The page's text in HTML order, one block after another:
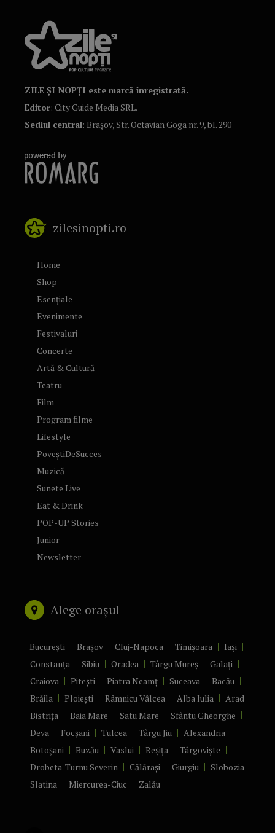
ZILE ȘI NOPȚI este marcă înregistrată.
Editor: City Guide Media SRL.
Sediul central: Brașov, Str. Octavian Goga nr. 9, bl. 290
zilesinopti.ro
Home
Shop
Esențiale
Evenimente
Festivaluri
Concerte
Artă & Cultură
Teatru
Film
Program filme
Lifestyle
PoveștiDeSucces
Muzică
Sunete Live
Eat & Drink
POP-UP Stories
Junior
Newsletter
Alege orașul
București Brașov Cluj-Napoca Timișoara
Iași
Constanța
Sibiu Oradea Târgu Mureș
Galați
Craiova
Pitești Piatra Neamț Suceava
Bacău
Brăila
Ploiești Râmnicu Vâlcea Alba Iulia
Arad
Bistrița
Baia Mare Satu Mare
Sfântu Gheorghe
Deva
Focșani Tulcea Târgu Jiu
Alexandria
Botoșani
Buzău Vaslui Reșița
Târgoviște
Drobeta-Turnu Severin
Călărași Giurgiu
Slobozia
Slatina
Miercurea-Ciuc Zalău